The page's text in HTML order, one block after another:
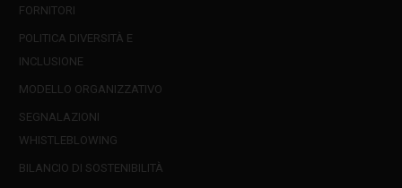
FORNITORI
POLITICA DIVERSITÀ E
INCLUSIONE
MODELLO ORGANIZZATIVO
SEGNALAZIONI
WHISTLEBLOWING
BILANCIO DI SOSTENIBILITÀ